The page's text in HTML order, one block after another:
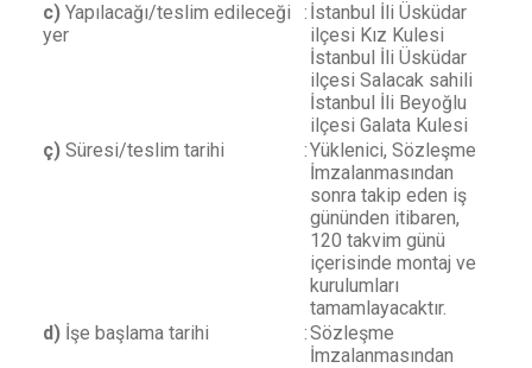
c) Yapılacağı/teslim edileceği
yer
: İstanbul İli Üsküdar
ilçesi Kız Kulesi
İstanbul İli Üsküdar
ilçesi Salacak sahili
İstanbul İli Beyoğlu
ilçesi Galata Kulesi
ç) Süresi/teslim tarihi :Yüklenici, Sözleşme
İmzalanmasından
sonra takip eden iş
gününden itibaren,
120 takvim günü
içerisinde montaj ve
kurulumları
tamamlayacaktır.
d) İşe başlama tarihi :Sözleşme
İmzalanmasından